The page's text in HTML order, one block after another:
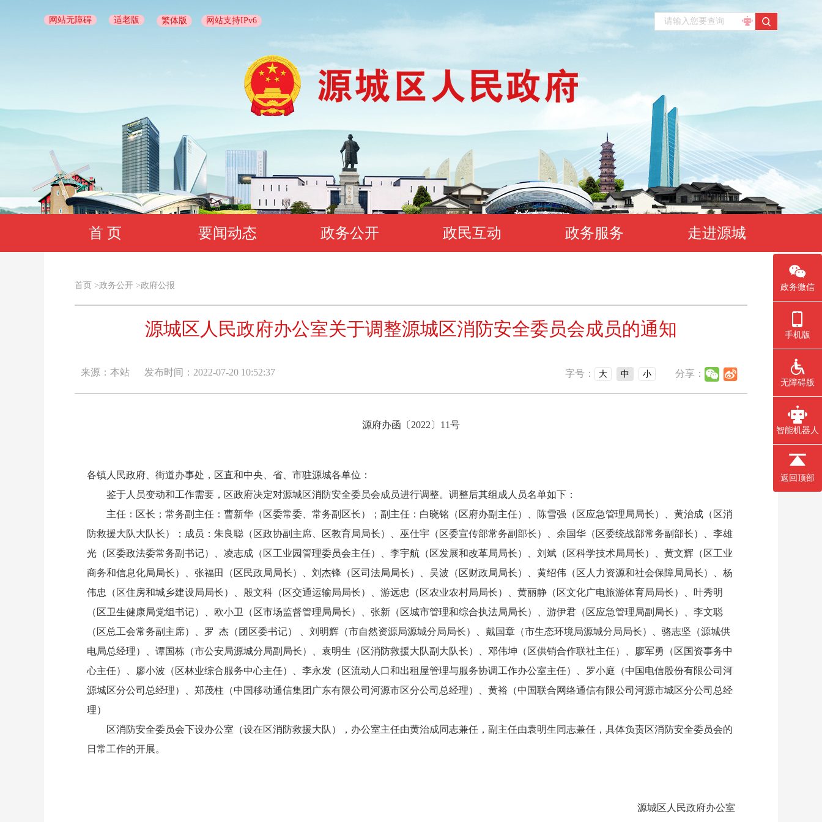
网站无障碍 适老版 繁体版 网站支持IPv6
首 页 要闻动态 政务公开 政民互动 政务服务 走进源城
首页 >政务公开 >政府公报
源城区人民政府办公室关于调整源城区消防安全委员会成员的通知
来源：本站 发布时间：2022-07-20 10:52:37 字号： 大 中 小 分享：
源府办函〔2022〕11号
各镇人民政府、街道办事处，区直和中央、省、市驻源城各单位：
鉴于人员变动和工作需要，区政府决定对源城区消防安全委员会成员进行调整。调整后其组成人员名单如下：
主任：区长；常务副主任：曹新华（区委常委、常务副区长）；副主任：白晓铭（区府办副主任）、陈雪强（区应急管理局局长）、黄治成（区消
防救援大队大队长）；成员：朱良聪（区政协副主席、区教育局局长）、巫仕宇（区委宣传部常务副部长）、余国华（区委统战部常务副部长）、李雄
光（区委政法委常务副书记）、凌志成（区工业园管理委员会主任）、李宇航（区发展和改革局局长）、刘斌（区科学技术局局长）、黄文辉（区工业
商务和信息化局局长）、张福田（区民政局局长）、刘杰锋（区司法局局长）、吴波（区财政局局长）、黄绍伟（区人力资源和社会保障局局长）、杨
伟忠（区住房和城乡建设局局长）、殷文科（区交通运输局局长）、游远忠（区农业农村局局长）、黄丽静（区文化广电旅游体育局局长）、叶秀明
（区卫生健康局党组书记）、欧小卫（区市场监督管理局局长）、张新（区城市管理和综合执法局局长）、游伊君（区应急管理局副局长）、李文聪
（区总工会常务副主席）、罗 杰（团区委书记） 、刘明辉（市自然资源局源城分局局长）、戴国章（市生态环境局源城分局局长）、骆志坚（源城供
电局总经理）、谭国栋（市公安局源城分局副局长）、袁明生（区消防救援大队副大队长）、邓伟坤（区供销合作联社主任）、廖军勇（区国资事务中
心主任）、廖小波（区林业综合服务中心主任）、李永发（区流动人口和出租屋管理与服务协调工作办公室主任）、罗小庭（中国电信股份有限公司河
源城区分公司总经理）、郑茂柱（中国移动通信集团广东有限公司河源市区分公司总经理）、黄裕（中国联合网络通信有限公司河源市城区分公司总经
理）
区消防安全委员会下设办公室（设在区消防救援大队），办公室主任由黄治成同志兼任，副主任由袁明生同志兼任，具体负责区消防安全委员会的
日常工作的开展。
源城区人民政府办公室
政务微信
手机版
无障碍版
智能机器人
返回顶部